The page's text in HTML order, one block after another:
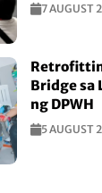
7 AUGUST
Bridge sa
ng DPWH
5 AUGUST